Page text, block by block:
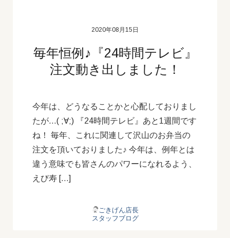
2020年08月15日
毎年恒例♪『24時間テレビ』
注文動き出しました！
今年は、どうなることかと心配しておりまし
たが…( ;∀;) 『24時間テレビ』あと1週間です
ね！ 毎年、これに関連して沢山のお弁当の
注文を頂いておりました♪ 今年は、例年とは
違う意味でも皆さんのパワーになれるよう、
えび寿 […]
ごきげん店長
スタッフブログ